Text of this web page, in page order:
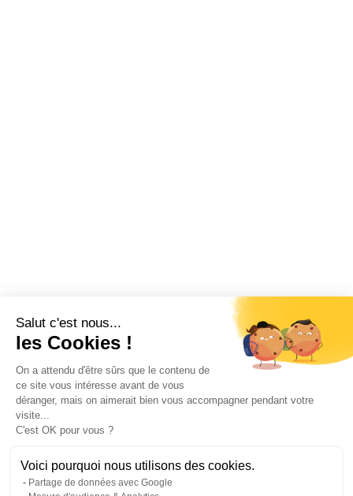
Salut c'est nous...
les Cookies !
On a attendu d'être sûrs que le contenu de
ce site vous intéresse avant de vous
déranger, mais on aimerait bien vous accompagner pendant votre
visite...
C'est OK pour vous ?
Voici pourquoi nous utilisons des cookies.
Partage de données avec Google